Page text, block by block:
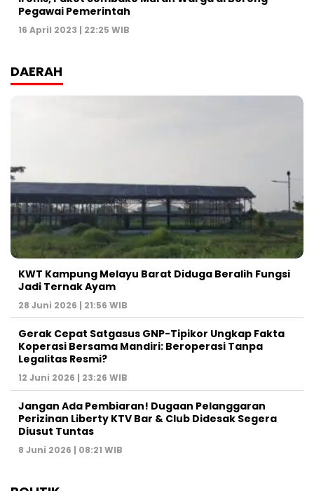
Pegawai Pemerintah
16 April 2023 | 22:25 WIB
DAERAH
KWT Kampung Melayu Barat Diduga Beralih Fungsi
Jadi Ternak Ayam
28 Juni 2026 | 21:56 WIB
Gerak Cepat Satgasus GNP-Tipikor Ungkap Fakta
Koperasi Bersama Mandiri: Beroperasi Tanpa
Legalitas Resmi?
12 Juni 2026 | 23:26 WIB
Jangan Ada Pembiaran! Dugaan Pelanggaran
Perizinan Liberty KTV Bar & Club Didesak Segera
Diusut Tuntas
8 Juni 2026 | 08:21 WIB